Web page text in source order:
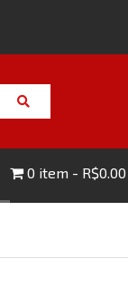
da edição 143
0 item R$0.00